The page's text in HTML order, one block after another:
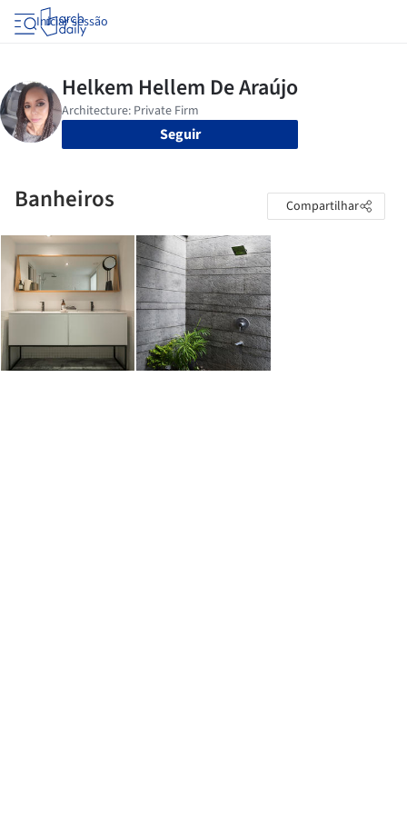
Iniciar sessão
Seguir
Banheiros Compartilhar